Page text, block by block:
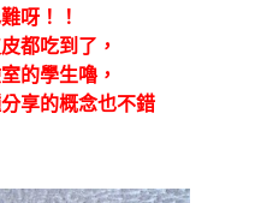
呀！！
都吃到了，
的學生嚕，
享的概念也不錯